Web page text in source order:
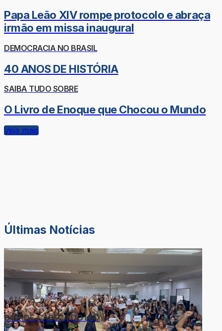
Papa Leão XIV rompe protocolo e abraça
irmão em missa inaugural
DEMOCRACIA NO BRASIL
40 ANOS DE HISTÓRIA
SAIBA TUDO SOBRE
O Livro de Enoque que Chocou o Mundo
Veja mais
Últimas Notícias
DOR-DE-CABEÇA DO LÉO